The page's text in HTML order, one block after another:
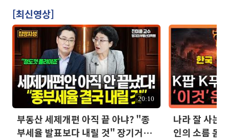
[최신영상]
20:10
부동산 세제개편 아직 끝 아냐? "종
부세율 발표보다 내릴 것" 장기거주
나라 잘 사는
인의 소름 돋